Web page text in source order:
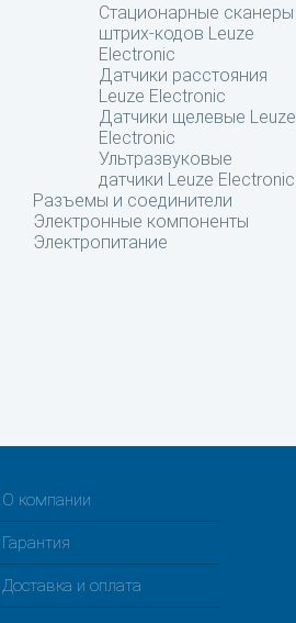
Стационарные сканеры
штрих-кодов Leuze
Electronic
Датчики расстояния
Leuze Electronic
Датчики щелевые Leuze
Electronic
Ультразвуковые
датчики Leuze Electronic
Разъемы и соединители
Электронные компоненты
Электропитание
О компании
Гарантия
Доставка и оплата